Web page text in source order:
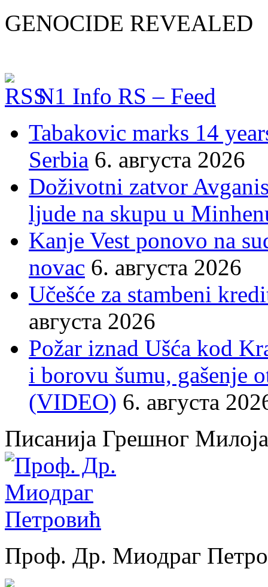
GENOCIDE REVEALED
N1 Info RS – Feed
Tabakovic marks 14
Serbia 6. августа 2026
Doživotni zatvor
ljude na skupu u
Kanje Vest ponovo na
novac 6. августа 2026
Učešće za stambeni
августа 2026
Požar iznad Ušća kod
i borovu šumu, gašenje
(VIDEO) 6. августа
Писанија Грешног Милоја
Проф. Др. Миодраг